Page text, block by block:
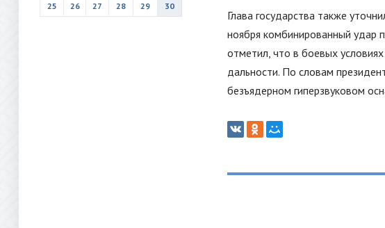
25
26 27 28 29 30
Глава государства также
ноября комбинированный удар
отметил, что в боевых
дальности. По словам
безъядерном гиперзвуковом